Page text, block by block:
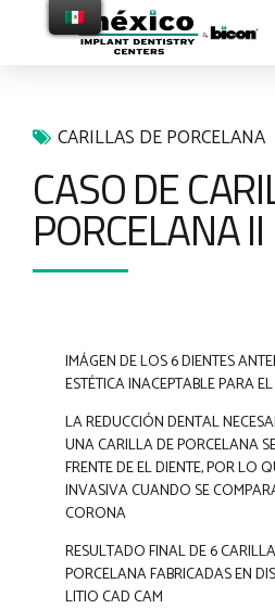
CARILLAS DE PORCELANA
CASO DE
PORCELANA II
IMÁGEN DE LOS 6 DIENTES
ESTÉTICA INACEPTABLE PARA
LA REDUCCIÓN DENTAL
UNA CARILLA DE PORCELANA
FRENTE DE EL DIENTE, POR LO
INVASIVA CUANDO SE
CORONA
RESULTADO FINAL DE 6
PORCELANA FABRICADAS EN
LITIO CAD CAM